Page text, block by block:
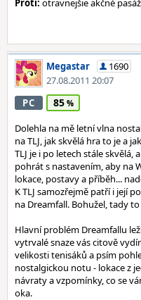
Proti: otravnejšie akčné
Megastar
1690
27.08.2011 20:07
PC 85
Dolehla na mě letní vlna
na TLJ, jak skvělá hra to je a
TLJ je i po letech stále skvělá,
pohrát s nastavením, aby na
lokace, postavy a příběh...
K TLJ samozřejmě patří i její
na Dreamfall. Bohužel, tady
Hlavní problém Dreamfallu
vytrvalé snaze vás citově
velikosti tenisáků a psím
nostalgickou notu - lokace z
návraty a vzpomínky, co se
oka.